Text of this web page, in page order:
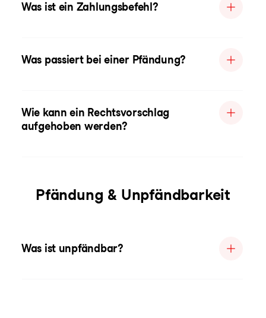
Was ist ein Zahlungsbefehl?
Was passiert bei einer Pfändung?
Wie kann ein Rechtsvorschlag
aufgehoben werden?
Pfändung & Unpfändbarkeit
Was ist unpfändbar?